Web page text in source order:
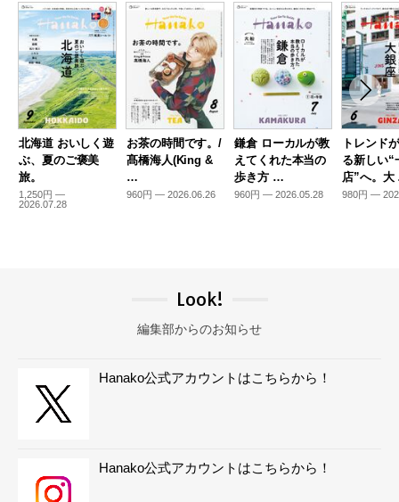
北海道 おいしく遊
ぶ、夏のご褒美
旅。
1,250円 —
2026.07.28
お茶の時間です。/
髙橋海人(King &
…
960円 — 2026.06.26
鎌倉 ローカルが教
えてくれた本当の
歩き方 …
960円 — 2026.05.28
トレンド
る新しい“
店”へ。
980円 —
Look!
編集部からのお知らせ
Hanako公式アカウントはこちらから！
Hanako公式アカウントはこちらから！